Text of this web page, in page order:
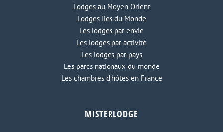
Lodges au Moyen Orient
Lodges Iles du Monde
Les lodges par envie
Les lodges par activité
Les lodges par pays
Les parcs nationaux du monde
Les chambres d'hôtes en France
MISTERLODGE